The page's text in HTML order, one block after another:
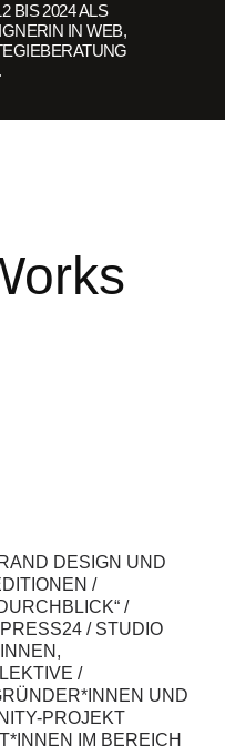
BIS 2024 ALS
IN WEB,
DESIGN UND
/
/
/ STUDIO
/
UND
PROJEKT
IM BEREICH